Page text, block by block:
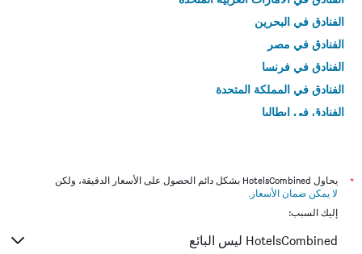
الفنادق في البحرين
الفنادق في مصر
الفنادق في فرنسا
الفنادق في المملكة المتحدة
الفنادق في إيطاليا
*
يحاول HotelsCombined بشكل دائم الحصول على الأسعار الدقيقة، ولكن
لا يمكن ضمان الأسعار .
إليك السبب:
HotelsCombined ليس البائع